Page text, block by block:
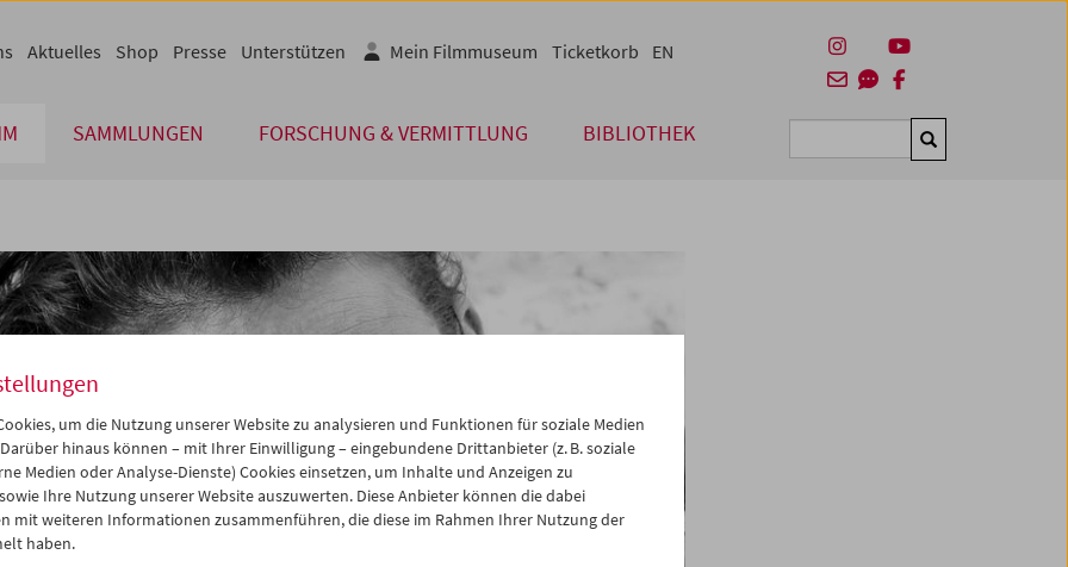
SAMMLUNGEN FORSCHUNG & VERMITTLUNG BIBLIOTHEK Suchen
Aktuelles Shop Presse Unterstützen Mein Filmmuseum Ticketkorb EN
um die Nutzung unserer Website zu analysieren und Funktionen für soziale Medien
hinaus können – mit Ihrer Einwilligung – eingebundene Drittanbieter (z. B. soziale
Medien oder Analyse-Dienste) Cookies einsetzen, um Inhalte und Anzeigen zu
Ihre Nutzung unserer Website auszuwerten. Diese Anbieter können die dabei
mit weiteren Informationen zusammenführen, die diese im Rahmen Ihrer Nutzung der
haben.